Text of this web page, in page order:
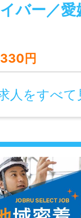
、49時間分の
分についての割
あり（需要の
1日7時間、1
の組立・設
手当込み月
万円の評価手
型免許必須で
必要があり
更範囲：会
円
人をすべて